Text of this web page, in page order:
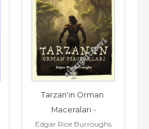
Tarzan'ın Orman
Maceraları -
Edgar Rice Burroughs